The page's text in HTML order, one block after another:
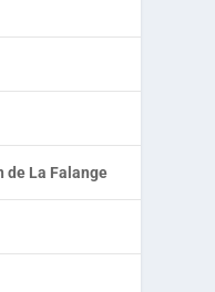
de La Falange